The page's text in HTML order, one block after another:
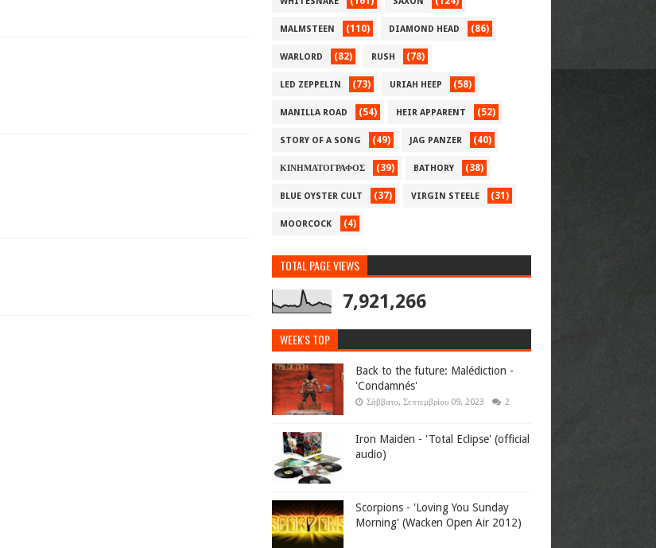
MALMSTEEN (110) DIAMOND HEAD (86)
WARLORD (82) RUSH (78)
LED ZEPPELIN (73) URIAH HEEP (58)
MANILLA ROAD (54) HEIR APPARENT (52)
STORY OF A SONG (49) JAG PANZER (40)
ΚΙΝΗΜΑΤΟΓΡΑΦΟΣ (39) BATHORY (38)
BLUE OYSTER CULT (37) VIRGIN STEELE (31)
MOORCOCK (4)
TOTAL PAGE VIEWS
7,921,266
WEEK'S TOP
Back to the future: Malédiction -
'Condamnés'
Σάββατο, Σεπτεμβρίου 09, 2023 2
Iron Maiden - 'Total Eclipse' (official
audio)
Scorpions - 'Loving You Sunday
Morning' (Wacken Open Air 2012)